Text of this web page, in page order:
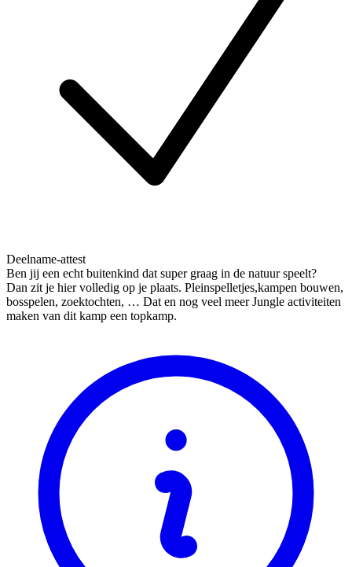
Deelname-attest
Ben jij een echt buitenkind dat super graag in de natuur speelt?
Dan zit je hier volledig op je plaats. Pleinspelletjes,kampen bouwen,
bosspelen, zoektochten, … Dat en nog veel meer Jungle activiteiten
maken van dit kamp een topkamp.